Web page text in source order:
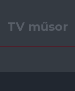
TV műsor